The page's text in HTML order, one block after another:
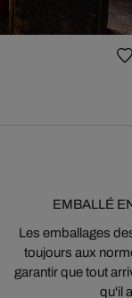
EMBALLÉ
Les emballages
toujours aux
garantir que tout
qu'il